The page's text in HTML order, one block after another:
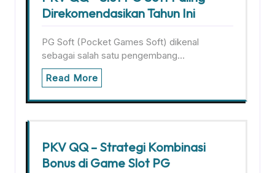
Direkomendasikan Tahun Ini
PG Soft (Pocket Games Soft) dikenal
sebagai salah satu pengembang…
Read More
PKV QQ – Strategi Kombinasi
Bonus di Game Slot PG